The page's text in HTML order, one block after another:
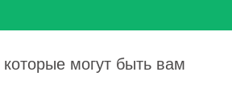
могут быть вам